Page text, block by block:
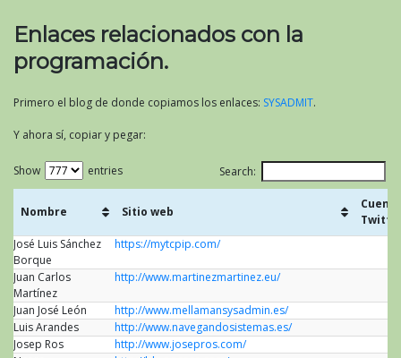
Enlaces relacionados con la
programación.
Primero el blog de donde copiamos los enlaces: SYSADMIT.
Y ahora sí, copiar y pegar:
Show entries Search:
Nombre Sitio web
Nombre
Sitio web
José Luis Sánchez
Borque
https://mytcpip.com/
Juan Carlos
Martínez
http://www.martinezmartinez.eu/
Juan José León
http://www.mellamansysadmin.es/
Luis Arandes
http://www.navegandosistemas.es/
Josep Ros
http://www.josepros.com/